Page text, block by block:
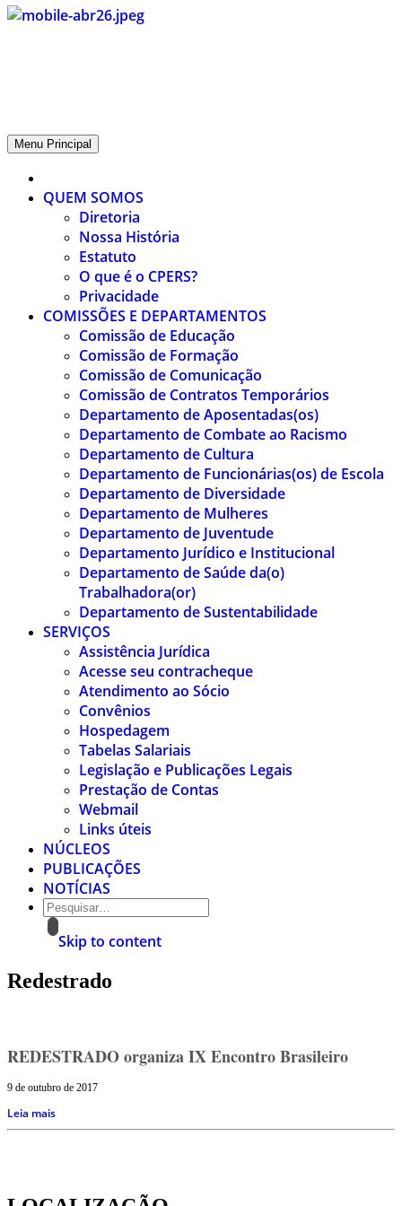
CPERS – Sindicato
CPERS – Sindicato dos Professores e Funcionários de escola do
Menu Principal
QUEM SOMOS
Diretoria
Nossa História
Estatuto
O que é o CPERS?
Privacidade
COMISSÕES E DEPARTAMENTOS
Comissão de Educação
Comissão de Formação
Comissão de Comunicação
Comissão de Contratos Temporários
Departamento de Aposentadas(os)
Departamento de Combate ao Racismo
Departamento de Cultura
Departamento de Funcionárias(os) de Escola
Departamento de Diversidade
Departamento de Mulheres
Departamento de Juventude
Departamento Jurídico e Institucional
Departamento de Saúde da(o)
Trabalhadora(or)
Departamento de Sustentabilidade
SERVIÇOS
Assistência Jurídica
Acesse seu contracheque
Atendimento ao Sócio
Convênios
Hospedagem
Tabelas Salariais
Legislação e Publicações Legais
Prestação de Contas
Webmail
Links úteis
NÚCLEOS
PUBLICAÇÕES
NOTÍCIAS
Skip to content
Redestrado
REDESTRADO organiza IX Encontro Brasileiro
9 de outubro de 2017
Leia mais